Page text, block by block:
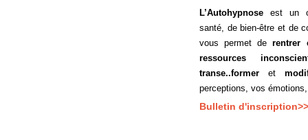
L’Autohypnose est un
santé, de bien-être et de
vous permet derentrer
ressources
transe..former et
perceptions, vos
Bulletin d'inscription>>